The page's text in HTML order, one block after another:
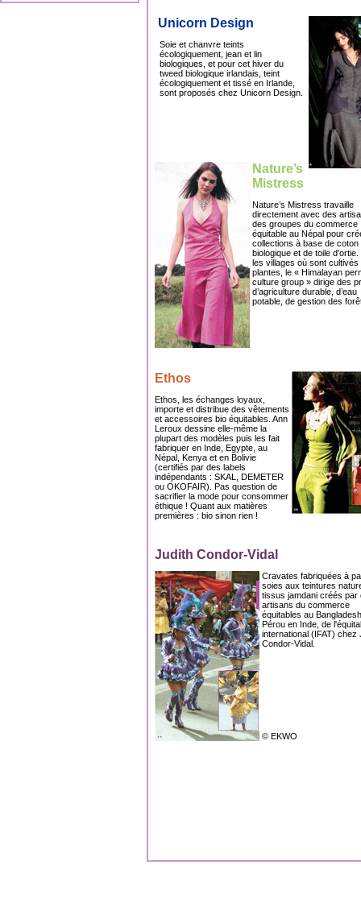
Unicorn Design
Soie et chanvre teints
écologiquement, jean et lin
biologiques, et pour cet hiver du
tweed biologique irlandais, teint
écologiquement et tissé en Irlande,
sont proposés chez Unicorn Design.
Nature’s
Mistress
Nature’s Mistress travaille
directement avec des
des groupes du commerce
équitable au Népal pour
collections à base de coton
biologique et de toile d'ortie.
les villages où sont cultivés
plantes, le « Himalayan
culture group » dirige des
d’agriculture durable, d’eau
potable, de gestion des
Ethos
Ethos, les échanges loyaux,
importe et distribue des vêtements
et accessoires bio équitables. Ann
Leroux dessine elle-même la
plupart des modèles puis les fait
fabriquer en Inde, Egypte, au
Népal, Kenya et en Bolivie
(certifiés par des labels
indépendants : SKAL, DEMETER
ou OKOFAIR). Pas question de
sacrifier la mode pour consommer
éthique ! Quant aux matières
premières : bio sinon rien !
Judith Condor-Vidal
Cravates fabriquées à
soies aux teintures
tissus jamdani créés par
artisans du commerce
équitables au
Pérou en Inde, de
international (IFAT) chez
Condor-Vidal.
© EKWO